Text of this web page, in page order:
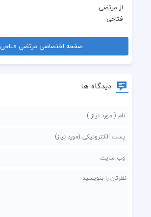
صفحه اختصاصی مرتضی فتاحی
دیدگاه ها